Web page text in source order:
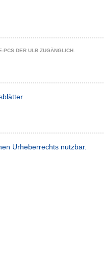
PCS DER ULB ZUGÄNGLICH.
Urheberrechts nutzbar.